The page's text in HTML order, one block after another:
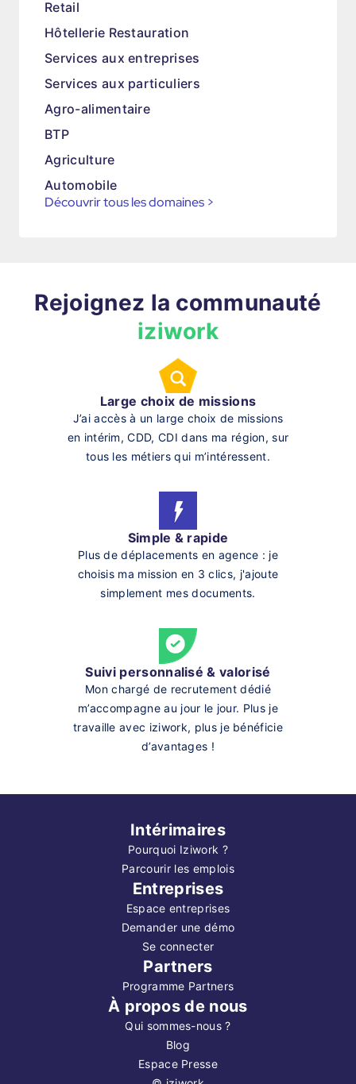
Retail
Hôtellerie Restauration
Services aux entreprises
Services aux particuliers
Agro-alimentaire
BTP
Agriculture
Automobile
Découvrir tous les domaines >
Rejoignez la communauté
iziwork
Large choix de missions
J’ai accès à un large choix de missions
en intérim, CDD, CDI dans ma région, sur
tous les métiers qui m’intéressent.
Simple & rapide
Plus de déplacements en agence : je
choisis ma mission en 3 clics, j'ajoute
simplement mes documents.
Suivi personnalisé & valorisé
Mon chargé de recrutement dédié
m’accompagne au jour le jour. Plus je
travaille avec iziwork, plus je bénéficie
d’avantages !
Intérimaires
Pourquoi Iziwork ?
Parcourir les emplois
Entreprises
Espace entreprises
Demander une démo
Se connecter
Partners
Programme Partners
À propos de nous
Qui sommes-nous ?
Blog
Espace Presse